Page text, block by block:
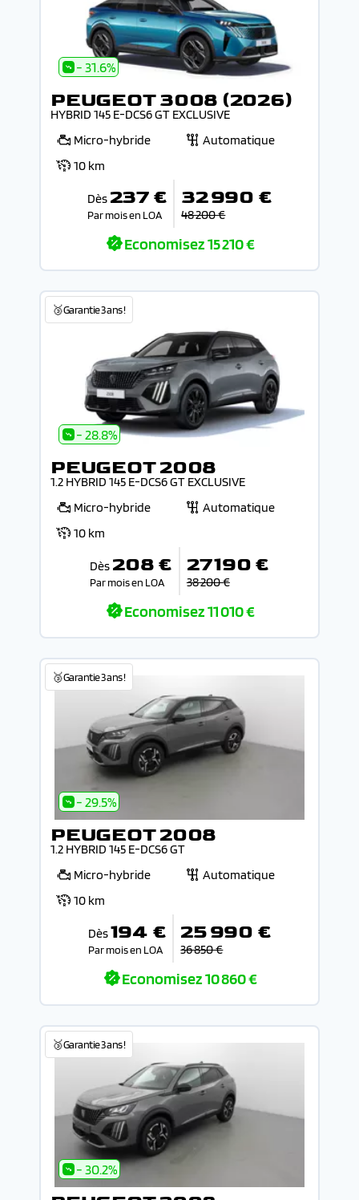
- 31.6%
PEUGEOT 3008 (2026)
HYBRID 145 E-DCS6 GT EXCLUSIVE
Micro-hybride
Automatique
10 km
Dès 237 €
Par mois en LOA
32 990 €
48 200 €
Economisez15 210 €
🥉Garantie 3 ans !
- 28.8%
PEUGEOT 2008
1.2 HYBRID 145 E-DCS6 GT EXCLUSIVE
Micro-hybride
Automatique
10 km
Dès 208 €
Par mois en LOA
27 190 €
38 200 €
Economisez11 010 €
🥉Garantie 3 ans !
- 29.5%
PEUGEOT 2008
1.2 HYBRID 145 E-DCS6 GT
Micro-hybride
Automatique
10 km
Dès194 €
Par mois en LOA
25 990 €
36 850 €
Economisez10 860 €
🥉Garantie 3 ans !
- 30.2%